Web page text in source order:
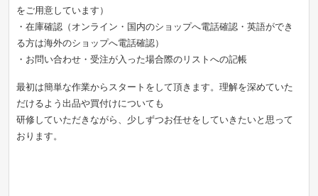
をご用意しています）
・在庫確認（オンライン・国内のショップへ電話確認・英語ができ
る方は海外のショップへ電話確認）
・お問い合わせ・受注が入った場合際のリストへの記帳
最初は簡単な作業からスタートをして頂きます。理解を深めていた
だけるよう出品や買付けについても
研修していただきながら、少しずつお任せをしていきたいと思って
おります。